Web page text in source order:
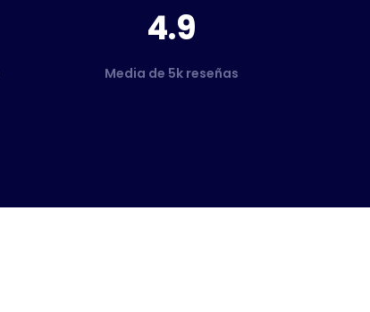
4.9
Media de 5k reseñas